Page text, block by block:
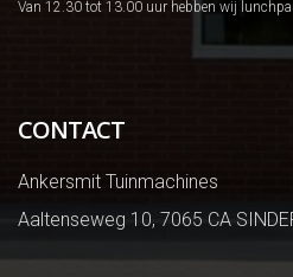
Van 12.30 tot 13.00 uur hebben wij
CONTACT
Ankersmit Tuinmachines
Aaltenseweg 10, 7065 CA